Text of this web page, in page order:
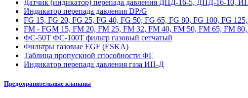
Датчик (индикатор) перепада давления ДПД-16-5, ДПД-16-10,
Индикатор перепада давления DP/G
FG 15, FG 20, FG 25, FG 40, FG 50, FG 65, FG 80, FG 100, FG
FM - FGM 15, FM 20, FM 25, FM 32, FM 40, FM 50, FM 65, FM
ФС-50Т ФС-100Т фильтр газовый сетчатый
Фильтры газовые EGF (ESKA)
Таблица пропускной способности ФГ
Индикатор перепада давления газа ИП-Д
Предохранительные клапаны